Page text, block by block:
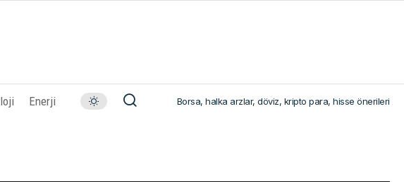
Enerji Borsa, halka arzlar, döviz, kripto para, hisse önerileri